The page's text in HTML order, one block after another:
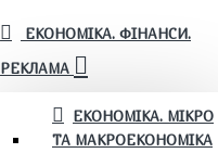
ЕКОНОМІКА. ФІНАНСИ.
РЕКЛАМА
ЕКОНОМІКА. МІКРО
ТА МАКРОЕКОНОМІКА